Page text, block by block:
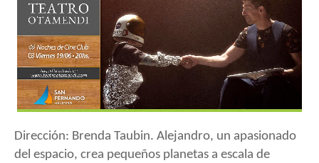
Dirección: Brenda Taubin. Alejandro, un apasionado
del espacio, crea pequeños planetas a escala de